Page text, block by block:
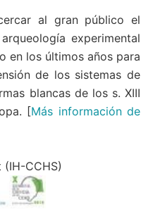
al gran público el
experimental
en los últimos años para
de los sistemas de
blancas de los s. XIII
[Más información de
(IH-CCHS)